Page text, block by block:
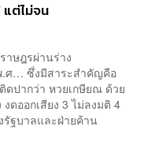
แต่ไม่จน
าษฎรผ่านร่าง
.ศ… ซึ่งมีสาระสำคัญคือ
ดปากว่า หวยเกษียณ ด้วย
ดออกเสียง 3 ไม่ลงมติ 4
รัฐบาลและฝ่ายค้าน